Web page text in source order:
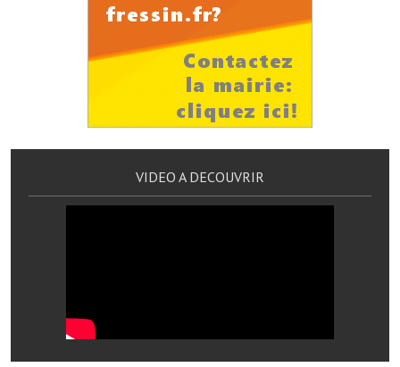
Affaires scolaires, CCAS
Eaux, assainissement
Déchets ménagers, tri sélectif, encombrants
Services publics communaux
Biens à louer
VIDEO A DECOUVRIR